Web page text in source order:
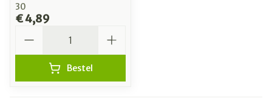
30
€ 4,89
Bestel